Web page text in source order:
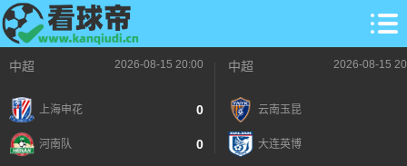
中超 2026-08-15 20:00
上海申花 0
河南队 0
中超 2026-08-15
云南玉昆
大连英博